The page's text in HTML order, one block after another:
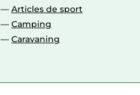
Articles de sport
Camping
Caravaning